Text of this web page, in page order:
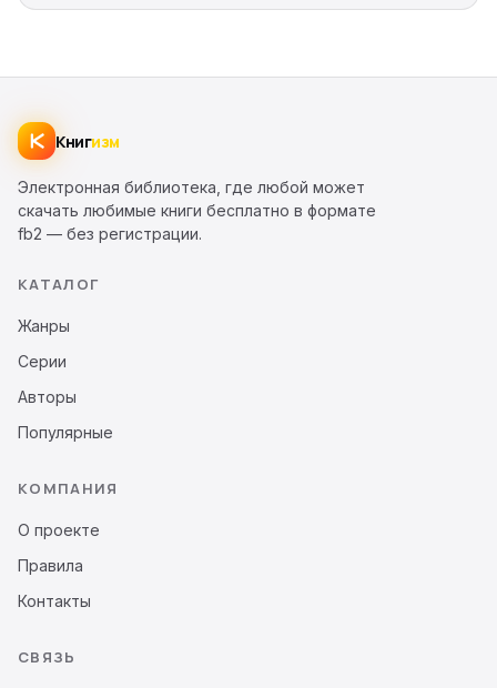
Книгизм
Электронная библиотека, где любой может
скачать любимые книги бесплатно в формате
fb2 — без регистрации.
КАТАЛОГ
Жанры
Серии
Авторы
Популярные
КОМПАНИЯ
О проекте
Правила
Контакты
СВЯЗЬ